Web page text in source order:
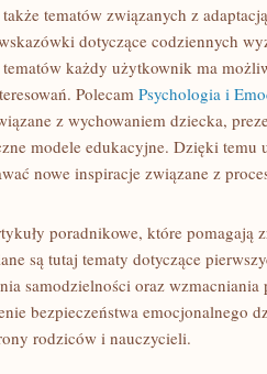
tematów związanych z
dotyczące codziennych
każdy użytkownik ma
Polecam Psychologia i
z wychowaniem dziecka,
modele edukacyjne. Dzięki
nowe inspiracje związane z
poradnikowe, które pomagają
są tutaj tematy dotyczące
samodzielności oraz wzmacniania
bezpieczeństwa emocjonalnego
rodziców i nauczycieli.